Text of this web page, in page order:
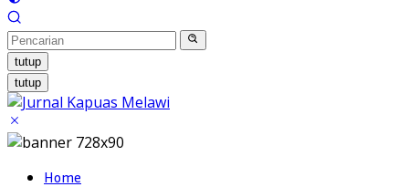
tutup
tutup
Home